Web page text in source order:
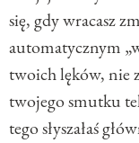
się, gdy wracasz
automatycznym
twoich lęków, nie
twojego smutku
tego słyszałaś